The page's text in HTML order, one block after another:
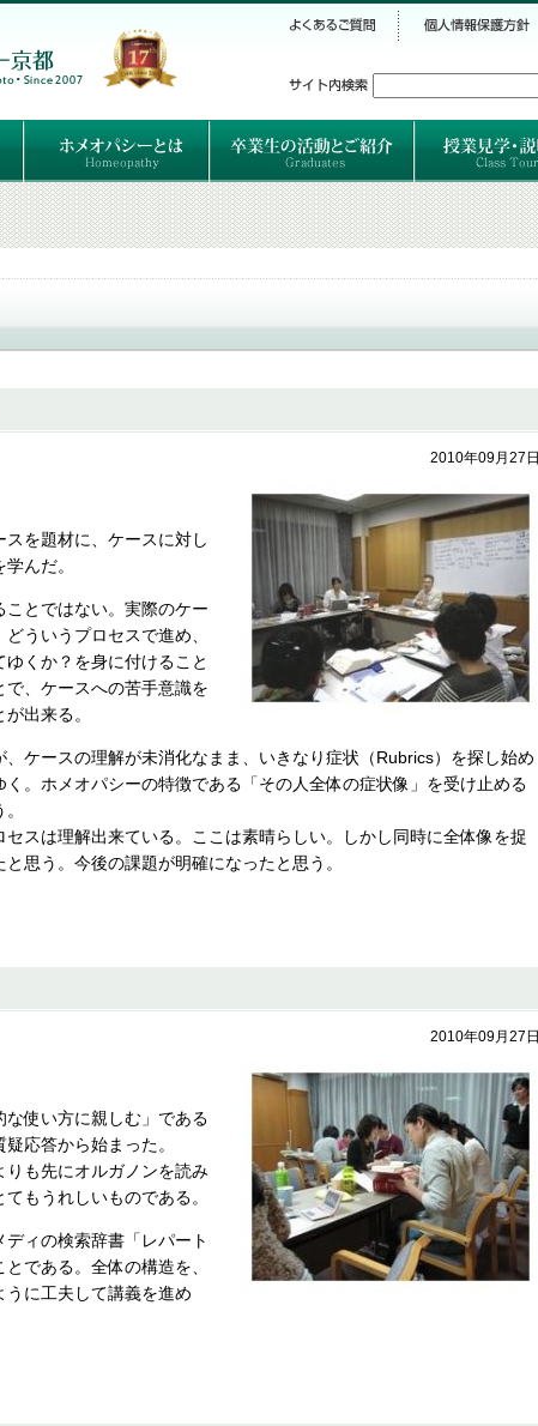
パシー
ス制）
信）
制度 ホメオパシーとは
クラシカルホメオパシーとは
オルガノンとは
ハーネマンの人生
ハーネマン以後のホメオパス
レメディの使い方ABC 卒業生のご紹介
卒業生の活動
2010年09月27日
を題材に、ケースに対し
んだ。
とではない。実際のケー
ういうプロセスで進め、
くか？を身に付けること
、ケースへの苦手意識を
出来る。
ケースの理解が未消化なまま、いきなり症状（Rubrics）を探し始め
。ホメオパシーの特徴である「その人全体の症状像」を受け止める
スは理解出来ている。ここは素晴らしい。しかし同時に全体像を捉
思う。今後の課題が明確になったと思う。
2010年09月27日
使い方に親しむ」である
応答から始まった。
も先にオルガノンを読み
もうれしいものである。
ィの検索辞書「レパート
である。全体の構造を、
に工夫して講義を進め